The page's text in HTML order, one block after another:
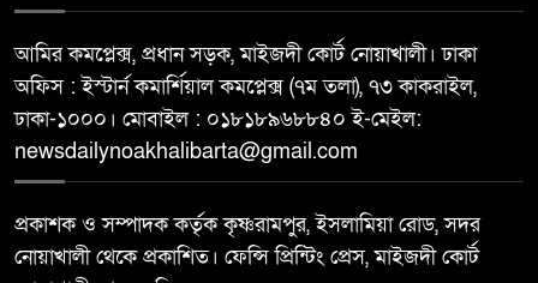
আমির কমপ্লেক্স, প্রধান সড়ক, মাইজদী কোর্ট নোয়াখালী। ঢাকা
অফিস : ইস্টার্ন কমার্শিয়াল কমপ্লেক্স (৭ম তলা), ৭৩ কাকরাইল,
ঢাকা-১০০০। মোবাইল : ০১৮১৮৯৬৮৮৪০ ই-মেইল:
newsdailynoakhalibarta@gmail.com
প্রকাশক ও সম্পাদক কর্তৃক কৃষ্ণরামপুর, ইসলামিয়া রোড, সদর
নোয়াখালী থেকে প্রকাশিত। ফেন্সি প্রিন্টিং প্রেস, মাইজদী কোর্ট